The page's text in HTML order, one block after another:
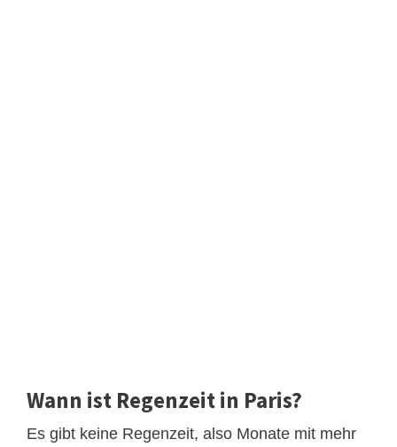
Wann ist Regenzeit in Paris?
Es gibt keine Regenzeit, also Monate mit mehr